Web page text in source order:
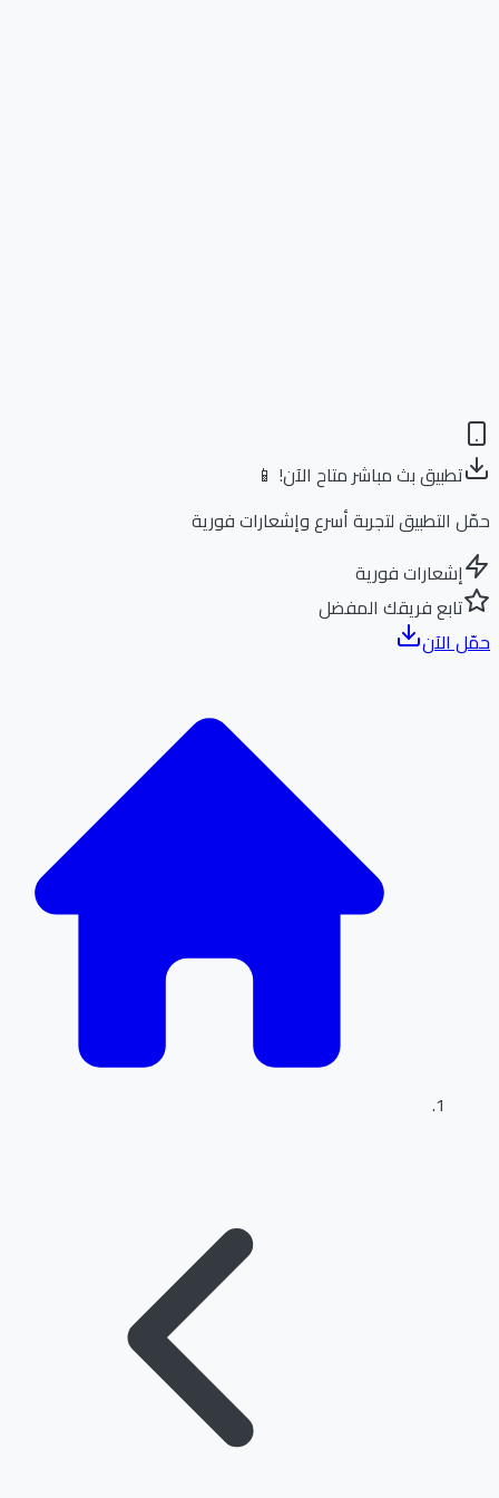
تطبيق بث مباشر متاح الآن! 📱
التطبيق لتجربة أسرع وإشعارات فورية
إشعارات فورية
تابع فريقك المفضل
الآن